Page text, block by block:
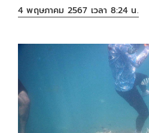
4 พฤษภาคม 2567 เวลา 8:24 น.